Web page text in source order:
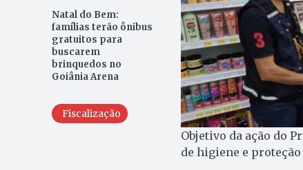
Natal do Bem:
famílias terão ônibus
gratuitos para
buscarem
brinquedos no
Goiânia Arena
Fiscalização
Objetivo da ação do
de higiene e